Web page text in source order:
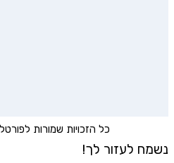
כל הזכויות שמורות לפורטל
נשמח לעזור לך!